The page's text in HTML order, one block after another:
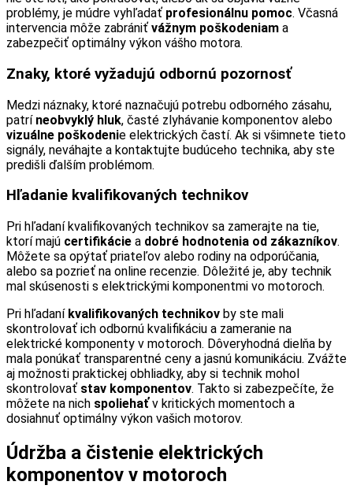
problémy, je múdre vyhľadať profesionálnu pomoc. Včasná
intervencia môže zabrániť vážnym poškodeniam a
zabezpečiť optimálny výkon vášho motora.
Znaky, ktoré vyžadujú odbornú pozornosť
Medzi náznaky, ktoré naznačujú potrebu odborného zásahu,
patrí neobvyklý hluk, časté zlyhávanie komponentov alebo
vizuálne poškodenie elektrických častí. Ak si všimnete tieto
signály, neváhajte a kontaktujte budúceho technika, aby ste
predišli ďalším problémom.
Hľadanie kvalifikovaných technikov
Pri hľadaní kvalifikovaných technikov sa zamerajte na tie,
ktorí majú certifikácie a dobré hodnotenia od zákazníkov.
Môžete sa opýtať priateľov alebo rodiny na odporúčania,
alebo sa pozrieť na online recenzie. Dôležité je, aby technik
mal skúsenosti s elektrickými komponentmi vo motoroch.
Pri hľadaní kvalifikovaných technikov by ste mali
skontrolovať ich odbornú kvalifikáciu a zameranie na
elektrické komponenty v motoroch. Dôveryhodná dielňa by
mala ponúkať transparentné ceny a jasnú komunikáciu. Zvážte
aj možnosti praktickej obhliadky, aby si technik mohol
skontrolovať stav komponentov. Takto si zabezpečíte, že
môžete na nich spoliehaťv kritických momentoch a
dosiahnuť optimálny výkon vašich motorov.
Údržba a čistenie elektrických
komponentov v motoroch